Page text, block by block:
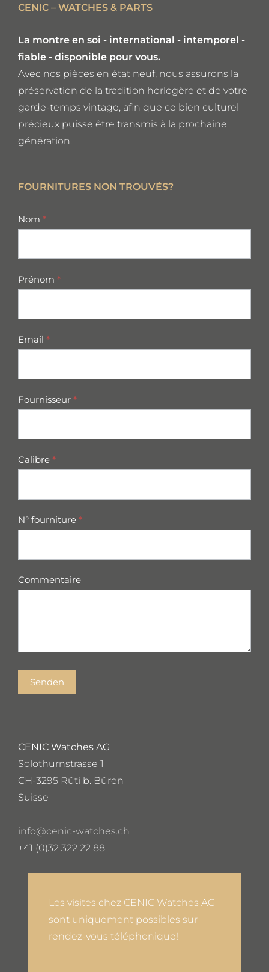
CENIC – WATCHES & PARTS
La montre en soi - international - intemporel -
fiable - disponible pour vous.
Avec nos pièces en état neuf, nous assurons la
préservation de la tradition horlogère et de votre
garde-temps vintage, afin que ce bien culturel
précieux puisse être transmis à la prochaine
génération.
FOURNITURES NON TROUVÉS?
missing
Nom *
Prénom *
Email *
Fournisseur *
Calibre *
N° fourniture *
Commentaire
Senden
CENIC Watches AG
Solothurnstrasse 1
CH-3295 Rüti b. Büren
Suisse
info@cenic-watches.ch
+41 (0)32 322 22 88
Les visites chez CENIC Watches AG
sont uniquement possibles sur
rendez-vous téléphonique!